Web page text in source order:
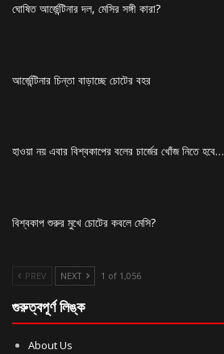
ঘোষিত আর্জেন্টিনার দল, মেসির সঙ্গী কারা?
আর্জেন্টিনার চিন্তা বাড়াচ্ছে চোটের বহর
হাওয়া নয় এবার বিশ্বকাপের বলের চার্জের খোঁজ নিতে হবে…
বিশ্বকাপ শুরুর মুখে চোটের কবলে মেসি?
PREV NEXT 1 of 1,056
গুরুত্বপূর্ণ লিঙ্ক
About Us